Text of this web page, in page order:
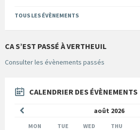
TOUS LES ÉVÈNEMENTS
CA S’EST PASSÉ À VERTHEUIL
Consulter les évènements passés
CALENDRIER DES ÉVÈNEMENTS
août 2026
précédent
MON TUE WED THU